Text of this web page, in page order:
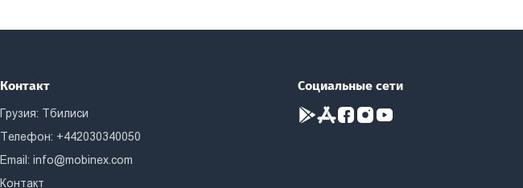
Контакт
Грузия: Тбилиси
Телефон: +442030340050
Email:info@mobinex.com
Контакт
Социальные сети